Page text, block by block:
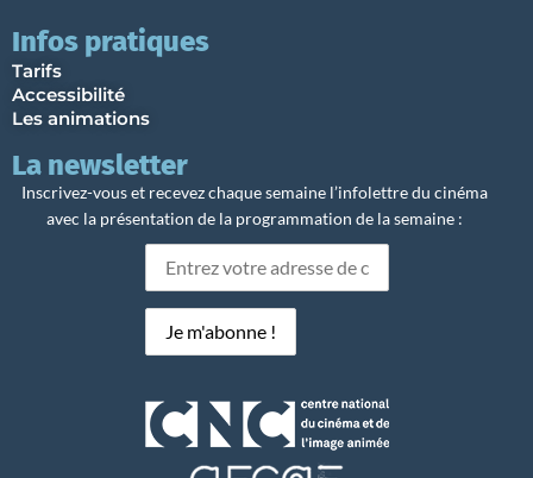
Infos pratiques
Tarifs
Accessibilité
Les animations
La newsletter
Inscrivez-vous et recevez chaque semaine l’infolettre du cinéma
avec la présentation de la programmation de la semaine :